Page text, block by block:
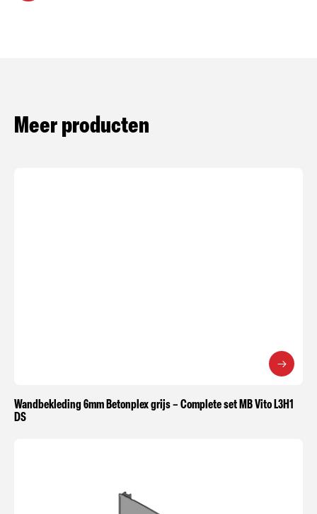
Meer producten
Wandbekleding 6mm Betonplex grijs – Complete set MB Vito L3H1
DS